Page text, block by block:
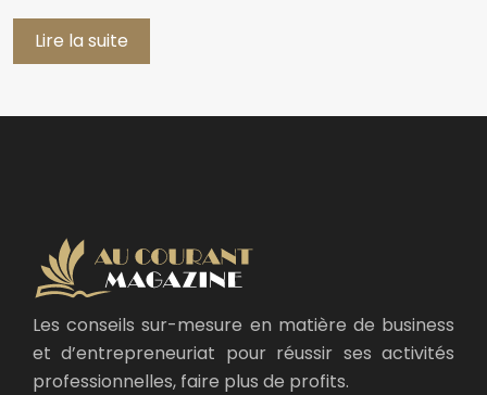
Lire la suite
Les conseils sur-mesure en matière de business
et d’entrepreneuriat pour réussir ses activités
professionnelles, faire plus de profits.